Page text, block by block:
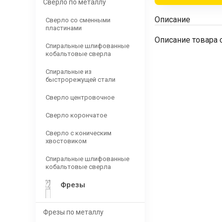
Сверло по металлу
Сверло со сменными
пластинами
Спиральные шлифованные
кобальтовые сверла
Спиральные из
быстрорежущей стали
Сверло центровочное
Сверло корончатое
Сверло с коническим
хвостовиком
Спиральные шлифованные
кобальтовые сверла
Фрезы
Фрезы по металлу
Описание
Описание товара